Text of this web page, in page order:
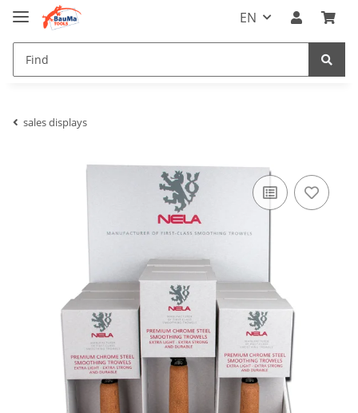
EN
sales displays